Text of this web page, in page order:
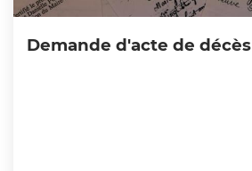
Demande d'acte de décès